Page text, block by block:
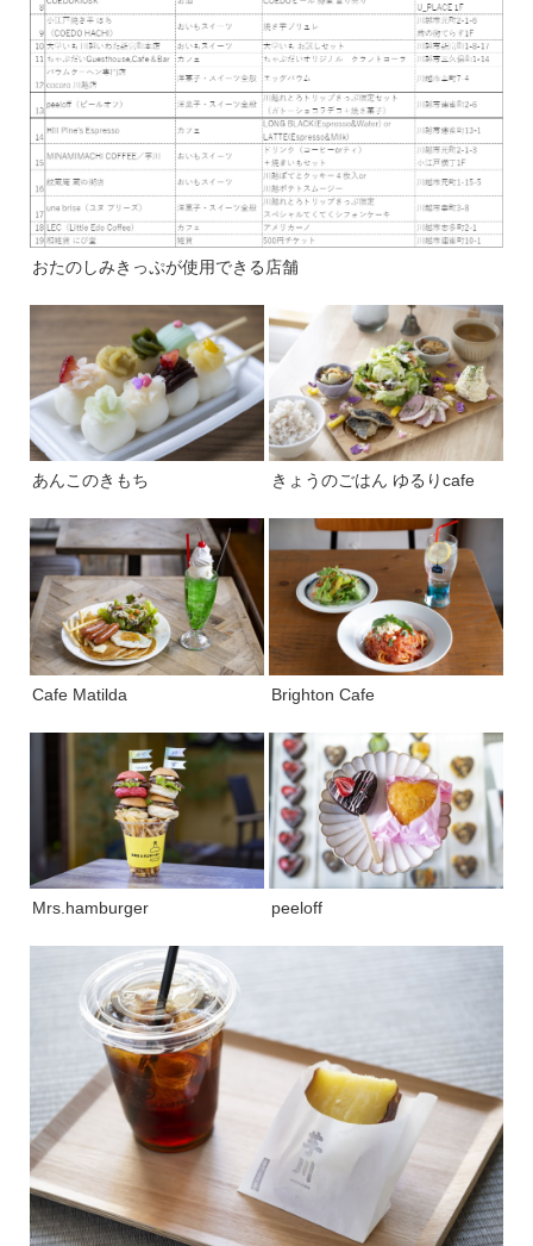
おたのしみきっぷが使用できる店舗
あんこのきもち きょうのごはん ゆるりcafe
Cafe Matilda Brighton Cafe
Mrs.hamburger peeloff